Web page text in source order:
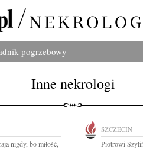
pogrzebowy
Inne nekrologi
nigdy, bo miłość,
SZCZECIN
Piotrowi